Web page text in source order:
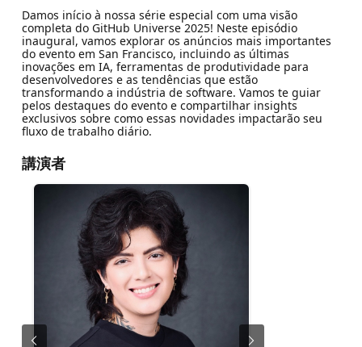
Damos início à nossa série especial com uma visão
completa do GitHub Universe 2025! Neste episódio
inaugural, vamos explorar os anúncios mais importantes
do evento em San Francisco, incluindo as últimas
inovações em IA, ferramentas de produtividade para
desenvolvedores e as tendências que estão
transformando a indústria de software. Vamos te guiar
pelos destaques do evento e compartilhar insights
exclusivos sobre como essas novidades impactarão seu
fluxo de trabalho diário.
講演者